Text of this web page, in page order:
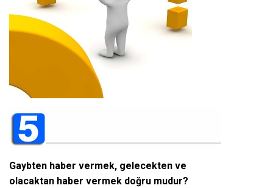
Gaybten haber vermek, gelecekten ve
olacaktan haber vermek doğru mudur?